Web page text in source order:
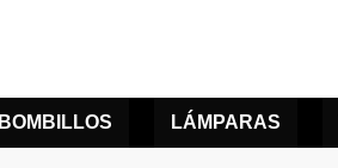
BOMBILLOS LÁMPARAS